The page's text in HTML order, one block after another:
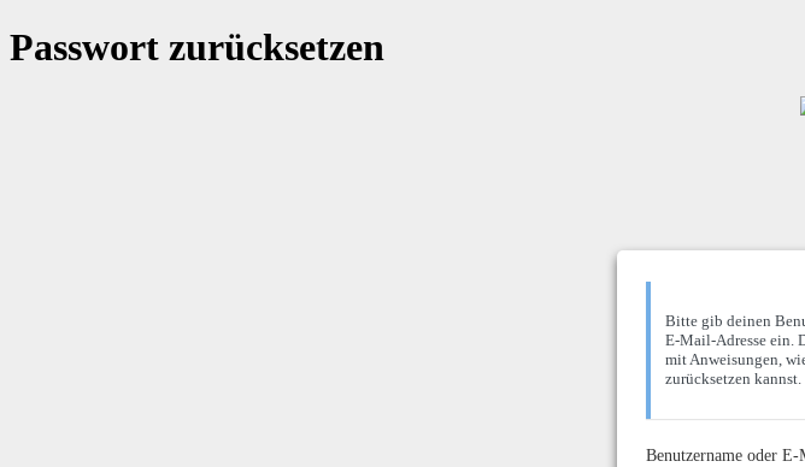
Passwort zurücksetzen
Bitte gib deinen
E-Mail-Adresse ein.
mit Anweisungen,
zurücksetzen kannst.
Benutzername oder E-